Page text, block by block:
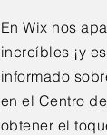
En Wix nos
increíbles ¡y
informado
en el Centro
obtener el